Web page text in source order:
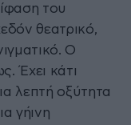
του
θεατρικό,
Ο
Έχει κάτι
λεπτή οξύτητα
γήινη